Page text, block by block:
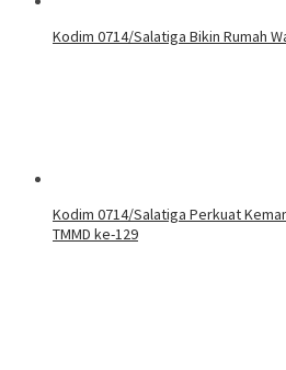
Kodim 0714/Salatiga Bikin Rumah
Kodim 0714/Salatiga Perkuat
TMMD ke-129